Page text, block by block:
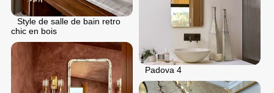
Style de salle de bain retro
chic en bois
Padova 4